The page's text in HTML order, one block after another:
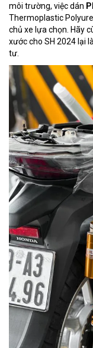
môi trường, việc dán
Thermoplastic
chủ xe lựa chọn. Hãy
xước cho SH 2024 lại
tư.